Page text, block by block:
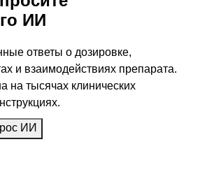
ИИ
ответы о дозировке,
и взаимодействиях препарата.
на тысячах клинических
ИИ